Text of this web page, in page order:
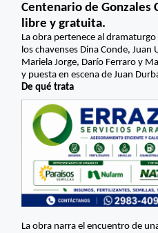
Centenario de Gonzales
libre y gratuita.
La obra pertenece al
los chavenses Dina Conde,
Mariela Jorge, Darío Ferraro y
y puesta en escena de Juan
De qué trata
La obra narra el encuentro de